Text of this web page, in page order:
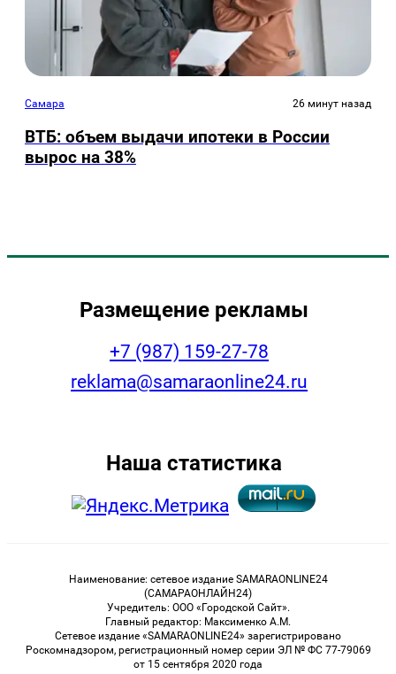
Самара 26 минут назад
ВТБ: объем выдачи ипотеки в России
вырос на 38%
Размещение рекламы
+7 (987) 159-27-78
reklama@samaraonline24.ru
Наша статистика
Наименование: сетевое издание SAMARAONLINE24
(САМАРАОНЛАЙН24)
Учредитель: ООО «Городской Сайт».
Главный редактор: Максименко А.М.
Сетевое издание «SAMARAONLINE24» зарегистрировано
Роскомнадзором, регистрационный номер серии ЭЛ № ФС 77-79069
от 15 сентября 2020 года